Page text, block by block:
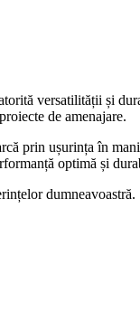
versatilității și
de amenajare.
prin ușurința în
optimă și
dumneavoastră.